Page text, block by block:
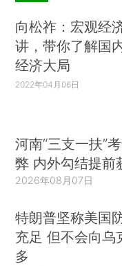
向松祚：宏观经
讲，带你了解国
经济大局
2022年04月06日
河南“三支一扶”
弊 内外勾结提前
2026年08月07日
特朗普坚称美国
充足 但不会向乌
多